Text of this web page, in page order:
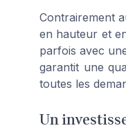
Contrairement
en hauteur et
parfois avec
garantit une
toutes les
Un